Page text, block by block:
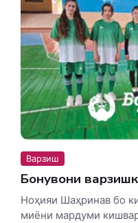
Варзиш
Бонувони
Ноҳияи Шаҳринав бо
миёни мардуми